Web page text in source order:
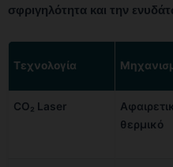
σφριγηλότητα και την
Τεχνολογία
CO₂ Laser
θερμικό